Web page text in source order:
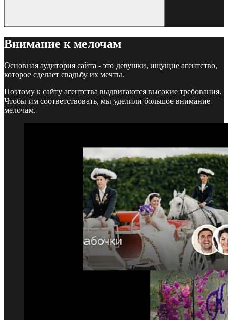
Внимание к мелочам
Основная аудитория сайта - это девушки, ищущие агентство,
которое сделает свадьбу их мечты.
Поэтому к сайту агентства выдвигаются высокие требования.
Чтобы им соответствовать, мы уделили большое внимание
мелочам.